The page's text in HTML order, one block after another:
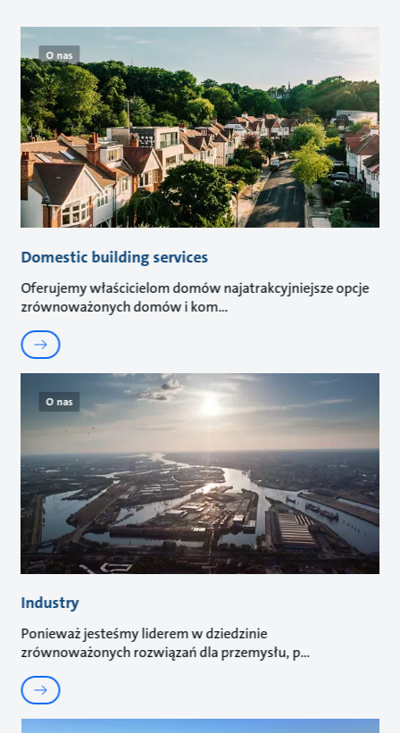
O nas
Domestic building services
Oferujemy właścicielom domów najatrakcyjniejsze opcje
zrównoważonych domów i kom
O nas
Industry
Ponieważ jesteśmy liderem w dziedzinie
zrównoważonych rozwiązań dla przemysłu, p